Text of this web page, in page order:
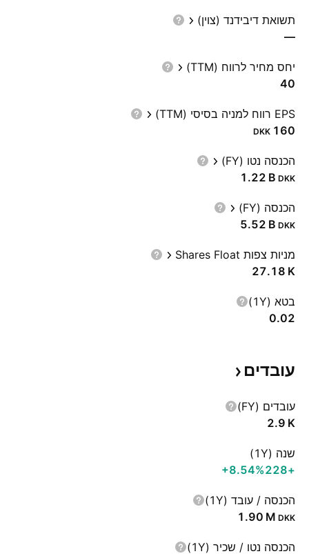
תשואת דיבידנד (צוין)
—
יחס מחיר לרווח (TTM)
40
EPS רווח למניה בסיסי (TTM)
160
DKK
הכנסה נטו (FY)
‪1.22 B‬ DKK
הכנסה (FY)
‪5.52 B‬ DKK
מניות צפות Shares Float
‪27.18 K‬
בטא (1Y)
0.02
עובדים
עובדים (FY)
‪2.9 K‬
שנה (1Y)
+228
‪+8.54%‬
הכנסה / עובד (1Y)
‪1.90 M‬ DKK
הכנסה נטו / שכיר (1Y)